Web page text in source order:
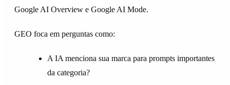
Google AI Overview e Google AI Mode.
GEO foca em perguntas como:
A IA menciona sua marca para prompts importantes
da categoria?